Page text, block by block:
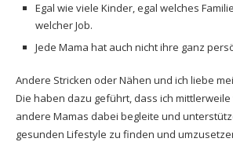
Egal wie viele Kinder, egal welches
welcher Job.
Jede Mama hat auch nicht ihre ganz
Andere Stricken oder Nähen und ich liebe
Die haben dazu geführt, dass ich
andere Mamas dabei begleite und
gesunden Lifestyle zu finden und